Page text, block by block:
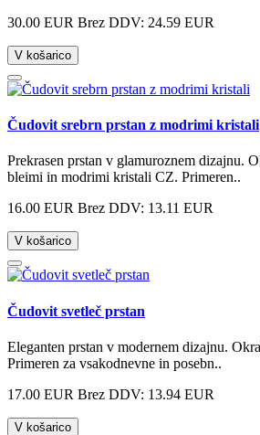
30.00 EUR Brez DDV: 24.59 EUR
V košarico
Čudovit srebrn prstan z modrimi kristali
Prekrasen prstan v glamuroznem dizajnu.
bleimi in modrimi kristali CZ. Primeren..
16.00 EUR Brez DDV: 13.11 EUR
V košarico
Čudovit svetleč prstan
Eleganten prstan v modernem dizajnu.
Primeren za vsakodnevne in posebn..
17.00 EUR Brez DDV: 13.94 EUR
V košarico